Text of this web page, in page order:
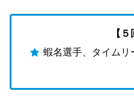
【５
蝦名選手、タイムリ